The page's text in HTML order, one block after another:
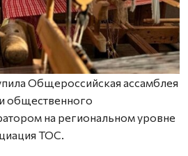
Общероссийская ассамблея
общественного
на региональном уровне
ТОС.